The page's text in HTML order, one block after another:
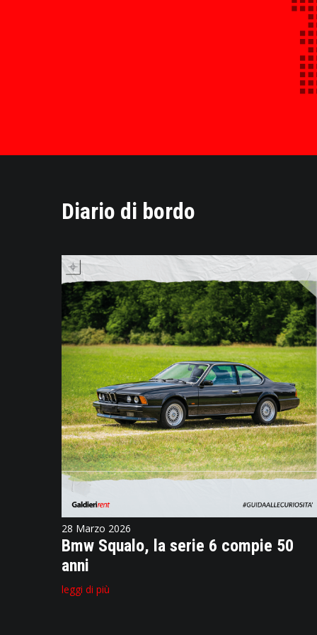
Diario di bordo
28 Marzo 2026
Bmw Squalo, la serie 6 compie 50
anni
leggi di più